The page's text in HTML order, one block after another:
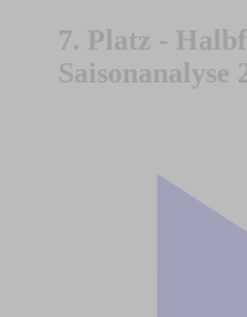
7. Platz -
Saisonanalyse